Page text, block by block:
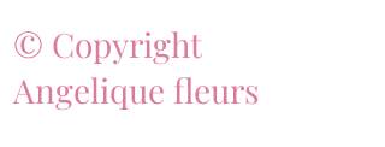
© Copyright
Angelique fleurs